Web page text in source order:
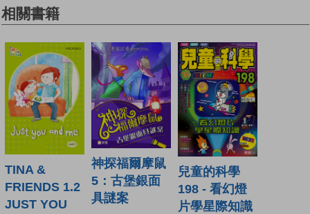
相關書籍
TINA &
FRIENDS 1.2
JUST YOU
神探福爾摩鼠
5：古堡銀面
具謎案
兒童的科學
198 - 看幻燈
片學星際知識